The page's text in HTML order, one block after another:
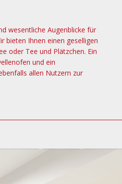
wesentliche Augenblicke für
bieten Ihnen einen geselligen
oder Tee und Plätzchen. Ein
und ein
allen Nutzern zur